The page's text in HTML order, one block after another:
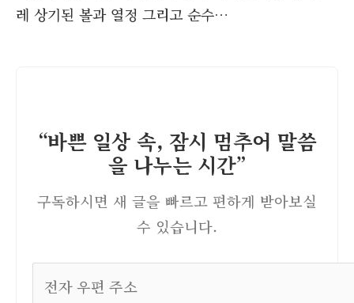
레 상기된 볼과 열정 그리고 순수…
“바쁜 일상 속, 잠시 멈추어 말씀
을 나누는 시간”
구독하시면 새 글을 빠르고 편하게 받아보실
수 있습니다.